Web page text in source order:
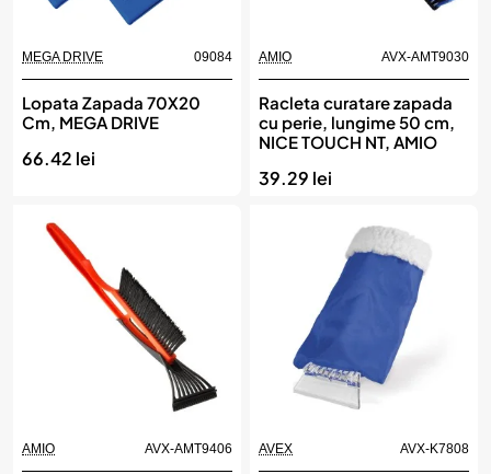
MEGA DRIVE 09084
Lopata Zapada 70X20
Cm, MEGA DRIVE
66.42 lei
AMIO AVX-AMT9030
Racleta curatare zapada
cu perie, lungime 50 cm,
NICE TOUCH NT, AMIO
39.29 lei
AMIO AVX-AMT9406 AVEX AVX-K7808